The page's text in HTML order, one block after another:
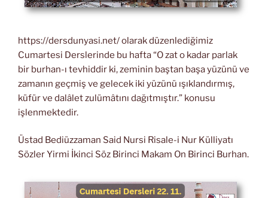
https://dersdunyasi.net/ olarak düzenlediğimiz
Cumartesi Derslerinde bu hafta “O zat o kadar parlak
bir burhan-ı tevhiddir ki, zeminin baştan başa yüzünü ve
zamanın geçmiş ve gelecek iki yüzünü ışıklandırmış,
küfür ve dalâlet zulümâtını dağıtmıştır.” konusu
işlenmektedir.
Üstad Bediüzzaman Said Nursi Risale-i Nur Külliyatı
Sözler Yirmi İkinci Söz Birinci Makam On Birinci Burhan.